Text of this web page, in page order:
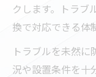
クします。トラブ
換で対応できる体
トラブルを未然
況や設置条件を十